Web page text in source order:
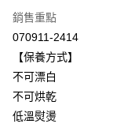
元大商業銀行
台新國際商業銀行
台灣樂天信用卡公司
ATM付款
運送方式
付款後全家取貨$888
每筆NT$90，滿
銷售重點
070911-2414
【保養方式】
不可漂白
不可烘乾
低溫熨燙